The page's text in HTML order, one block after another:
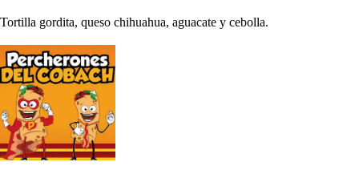
Tortilla gordita, queso chihuahua, aguacate y cebolla.